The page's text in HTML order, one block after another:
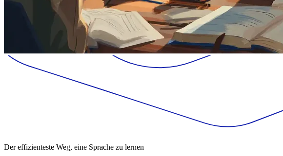
Der effizienteste Weg, eine Sprache zu lernen